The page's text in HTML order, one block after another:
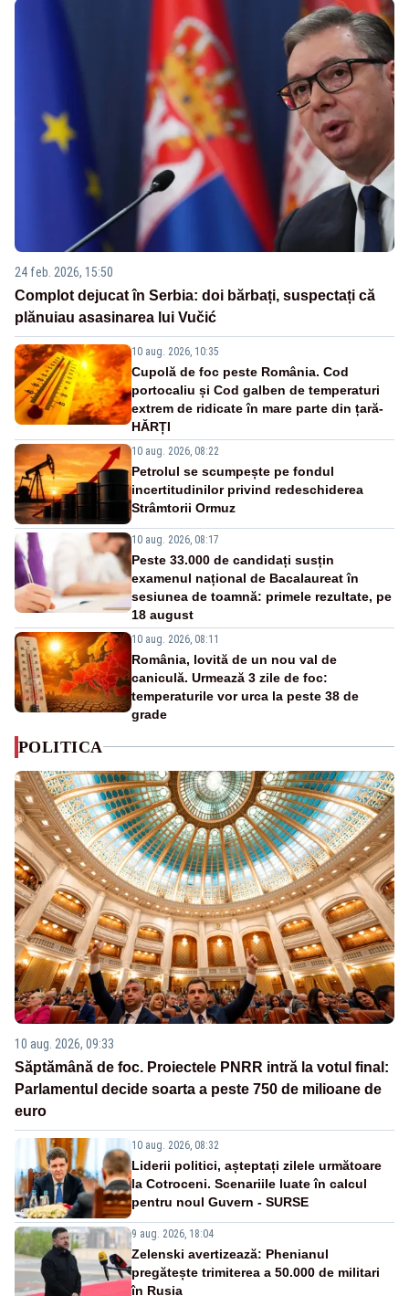
24 feb. 2026, 15:50
Complot dejucat în Serbia: doi bărbați, suspectați că
plănuiau asasinarea lui Vučić
10 aug. 2026, 10:35
Cupolă de foc peste România. Cod
portocaliu și Cod galben de temperaturi
extrem de ridicate în mare parte din țară-
HĂRȚI
10 aug. 2026, 08:22
Petrolul se scumpește pe fondul
incertitudinilor privind redeschiderea
Strâmtorii Ormuz
10 aug. 2026, 08:17
Peste 33.000 de candidați susțin
examenul național de Bacalaureat în
sesiunea de toamnă: primele rezultate, pe
18 august
10 aug. 2026, 08:11
România, lovită de un nou val de
caniculă. Urmează 3 zile de foc:
temperaturile vor urca la peste 38 de
grade
POLITICA
10 aug. 2026, 09:33
Săptămână de foc. Proiectele PNRR intră la votul final:
Parlamentul decide soarta a peste 750 de milioane de
euro
10 aug. 2026, 08:32
Liderii politici, așteptați zilele următoare
la Cotroceni. Scenariile luate în calcul
pentru noul Guvern - SURSE
9 aug. 2026, 18:04
Zelenski avertizează: Phenianul
pregătește trimiterea a 50.000 de militari
în Rusia